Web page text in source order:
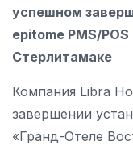
успешном
epitome PMS/
Стерлитамаке
Компания Libra
завершении
«Гранд-Отеле